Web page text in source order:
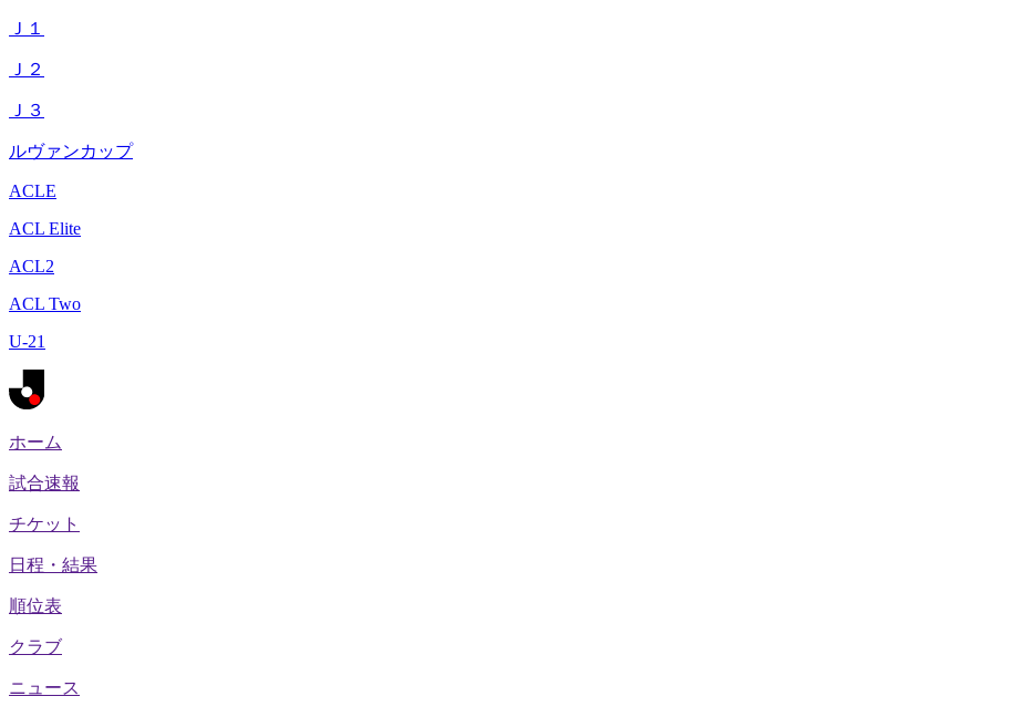
Ｊ１
Ｊ２
Ｊ３
ルヴァンカップ
ACLE
ACL Elite
ACL2
ACL Two
U-21
ホーム
試合速報
チケット
日程・結果
順位表
クラブ
ニュース